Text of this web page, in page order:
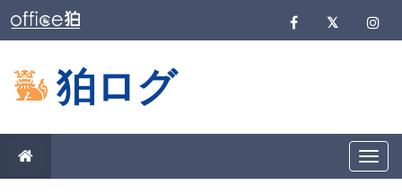
狛ログ
T
o
g